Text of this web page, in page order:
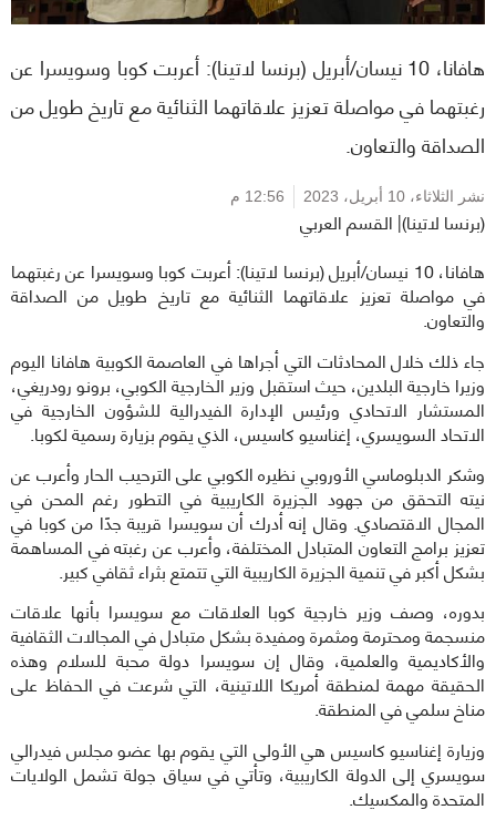
هافانا، 10 نيسان/أبريل (برنسا لاتينا): أعربت كوبا وسويسرا عن
رغبتهما في مواصلة تعزيز علاقاتهما الثنائية مع تاريخ طويل من
الصداقة والتعاون.
نشر الثلاثاء، 10 أبريل، 2023 12:56 م
(برنسا لاتينا)| القسم العربي
هافانا، 10 نيسان/أبريل (برنسا لاتينا): أعربت كوبا وسويسرا عن رغبتهما
في مواصلة تعزيز علاقاتهما الثنائية مع تاريخ طويل من الصداقة
والتعاون.
جاء ذلك خلال المحادثات التي أجراها في العاصمة الكوبية هافانا اليوم
وزيرا خارجية البلدين، حيث استقبل وزير الخارجية الكوبي، برونو رودريغي،
المستشار الاتحادي ورئيس الإدارة الفيدرالية للشؤون الخارجية في
الاتحاد السويسري، إغناسيو كاسيس، الذي يقوم بزيارة رسمية لكوبا.
وشكر الدبلوماسي الأوروبي نظيره الكوبي على الترحيب الحار وأعرب عن
نيته التحقق من جهود الجزيرة الكاريبية في التطور رغم المحن في
المجال الاقتصادي. وقال إنه أدرك أن سويسرا قريبة جدًا من كوبا في
تعزيز برامج التعاون المتبادل المختلفة، وأعرب عن رغبته في المساهمة
بشكل أكبر في تنمية الجزيرة الكاريبية التي تتمتع بثراء ثقافي كبير.
بدوره، وصف وزير خارجية كوبا العلاقات مع سويسرا بأنها علاقات
منسجمة ومحترمة ومثمرة ومفيدة بشكل متبادل في المجالات الثقافية
والأكاديمية والعلمية، وقال إن سويسرا دولة محبة للسلام وهذه
الحقيقة مهمة لمنطقة أمريكا اللاتينية، التي شرعت في الحفاظ على
مناخ سلمي في المنطقة.
وزيارة إغناسيو كاسيس هي الأولى التي يقوم بها عضو مجلس فيدرالي
سويسري إلى الدولة الكاريبية، وتأتي في سياق جولة تشمل الولايات
المتحدة والمكسيك.